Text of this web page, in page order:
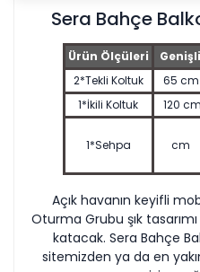
Sera Bahçe
Ürün Ölçüleri
2*Tekli Koltuk 65 cm
1*İkili Koltuk
120 cm
1*Sehpa cm
Açık havanın keyifli
Oturma Grubu şık
katacak. Sera Bahçe
sitemizden ya da en